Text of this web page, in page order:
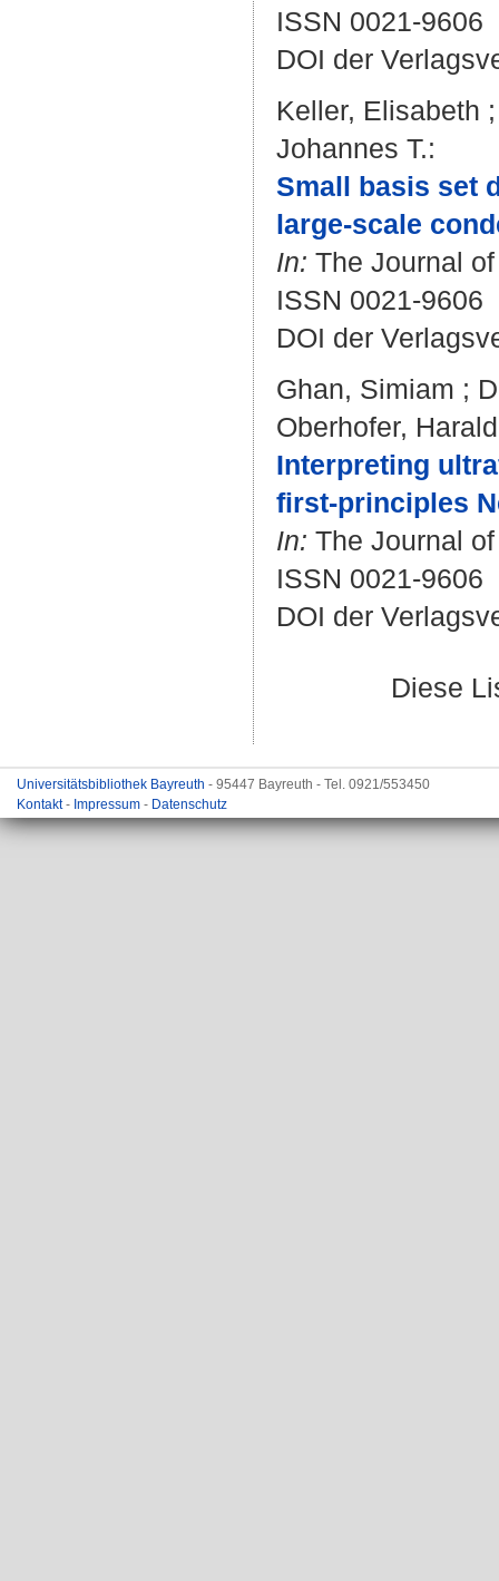
ISSN 0021-9606
DOI der
Keller, Elisabeth
Johannes T.:
Small basis set
large-scale
In: The Journal
ISSN 0021-9606
DOI der
Ghan, Simiam ;
Oberhofer, Harald
Interpreting
first-principles
In: The Journal
ISSN 0021-9606
DOI der
Diese
Universitätsbibliothek Bayreuth - 95447 Bayreuth - Tel. 0921/553450
Kontakt- Impressum - Datenschutz